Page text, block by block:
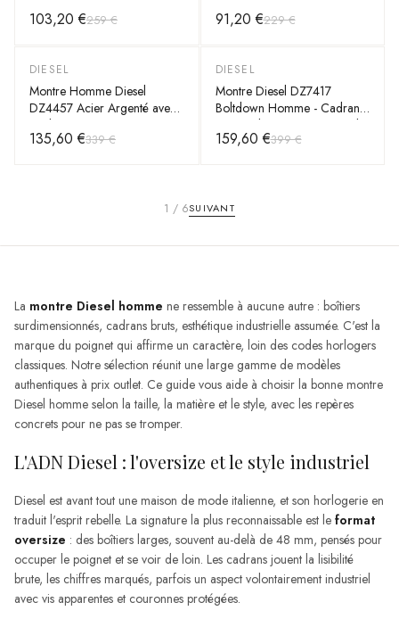
Noir, Bracelet Cuir Marron
103,20 €259 € 91,20 €229 €
-60%
DIESEL
Montre Homme Diesel
DZ4457 Acier Argenté avec
Cadran Noir
135,60 €339 €
-60%
DIESEL
Montre Diesel DZ7417
Boltdown Homme - Cadran
Noir Multi-Fonctions, Bracelet
Cuir Marron
159,60 €399 €
1 / 6SUIVANT
La montre Diesel homme ne ressemble à aucune autre : boîtiers
surdimensionnés, cadrans bruts, esthétique industrielle assumée. C'est la
marque du poignet qui affirme un caractère, loin des codes horlogers
classiques. Notre sélection réunit une large gamme de modèles
authentiques à prix outlet. Ce guide vous aide à choisir la bonne montre
Diesel homme selon la taille, la matière et le style, avec les repères
concrets pour ne pas se tromper.
L'ADN Diesel : l'oversize et le style industriel
Diesel est avant tout une maison de mode italienne, et son horlogerie en
traduit l'esprit rebelle. La signature la plus reconnaissable est le format
oversize : des boîtiers larges, souvent au-delà de 48 mm, pensés pour
occuper le poignet et se voir de loin. Les cadrans jouent la lisibilité
brute, les chiffres marqués, parfois un aspect volontairement industriel
avec vis apparentes et couronnes protégées.